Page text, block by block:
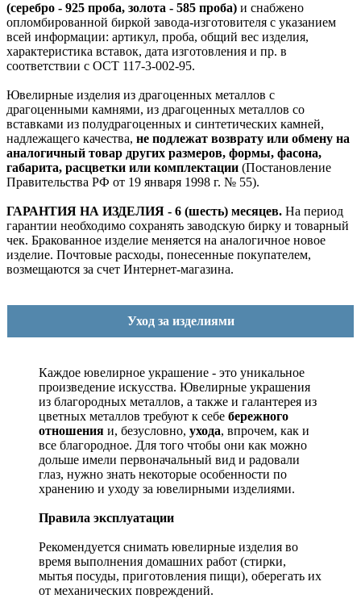
(серебро - 925 проба, золота - 585 проба) и снабжено
опломбированной биркой завода-изготовителя с указанием
всей информации: артикул, проба, общий вес изделия,
характеристика вставок, дата изготовления и пр. в
соответствии с ОСТ 117-3-002-95.
Ювелирные изделия из драгоценных металлов с
драгоценными камнями, из драгоценных металлов со
вставками из полудрагоценных и синтетических камней,
надлежащего качества, не подлежат возврату или обмену на
аналогичный товар других размеров, формы, фасона,
габарита, расцветки или комплектации (Постановление
Правительства РФ от 19 января 1998 г. № 55).
ГАРАНТИЯ НА ИЗДЕЛИЯ - 6 (шесть) месяцев. На период
гарантии необходимо сохранять заводскую бирку и товарный
чек. Бракованное изделие меняется на аналогичное новое
изделие. Почтовые расходы, понесенные покупателем,
возмещаются за счет Интернет-магазина.
Уход за изделиями
Каждое ювелирное украшение - это уникальное
произведение искусства. Ювелирные украшения
из благородных металлов, а также и галантерея из
цветных металлов требуют к себе бережного
отношения и, безусловно, ухода, впрочем, как и
все благородное. Для того чтобы они как можно
дольше имели первоначальный вид и радовали
глаз, нужно знать некоторые особенности по
хранению и уходу за ювелирными изделиями.
Правила эксплуатации
Рекомендуется снимать ювелирные изделия во
время выполнения домашних работ (стирки,
мытья посуды, приготовления пищи), оберегать их
от механических повреждений.